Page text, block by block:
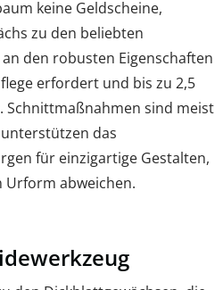
keine Geldscheine,
zu den beliebten
den robusten Eigenschaften
erfordert und bis zu 2,5
Schnittmaßnahmen sind meist
das
für einzigartige Gestalten,
abweichen.